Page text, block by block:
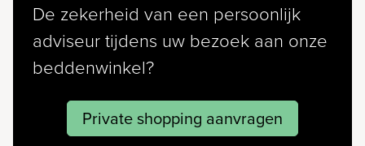
De zekerheid van een persoonlijk
adviseur tijdens uw bezoek aan onze
beddenwinkel?
Private shopping aanvragen